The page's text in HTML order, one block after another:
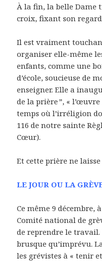
À la fin, la belle Dame
croix, fixant son
Il est vraiment
organiser elle-même
enfants, comme une
d’école, soucieuse de
enseigner. Elle a
de la prière ”, «
temps où l’irréligion
116 de notre sainte
Cœur).
Et cette prière ne laisse
LE JOUR OU LA
Ce même 9 décembre,
Comité national de
de reprendre le
brusque qu’imprévu.
les grévistes à « tenir